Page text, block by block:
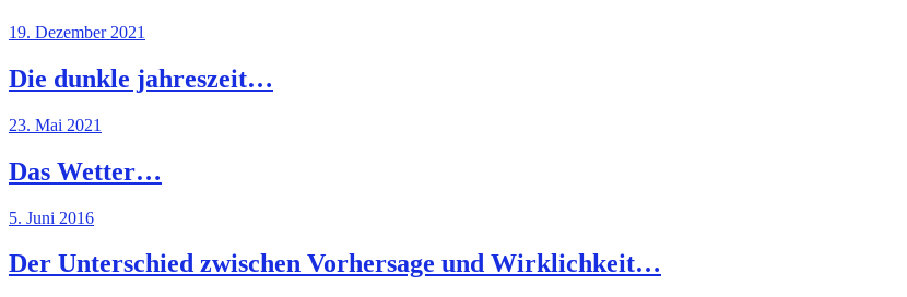
19. Dezember 2021
Die dunkle jahreszeit…
23. Mai 2021
Das Wetter…
5. Juni 2016
Der Unterschied zwischen Vorhersage und Wirklichkeit…